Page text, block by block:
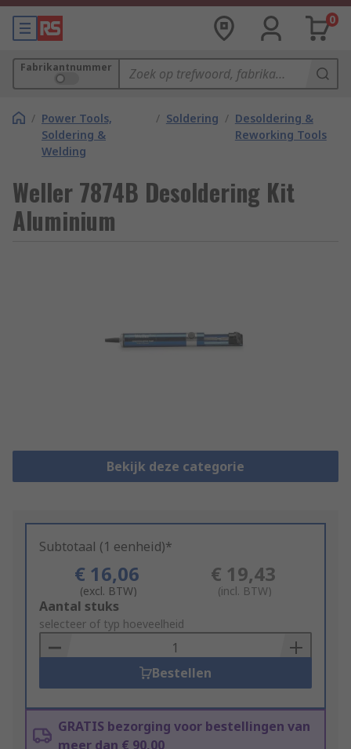
0
Fabrikantnummer
/ Power Tools,
Soldering &
Welding
/ Soldering / Desoldering &
Reworking Tools
Weller 7874B Desoldering Kit
Aluminium
Bekijk deze categorie
Subtotaal (1 eenheid)*
€ 16,06
(excl. BTW)
€ 19,43
(incl. BTW)
Add
to
Basket
Aantal stuks
selecteer of typ hoeveelheid
Bestellen
GRATIS bezorging voor bestellingen van
meer dan € 90,00